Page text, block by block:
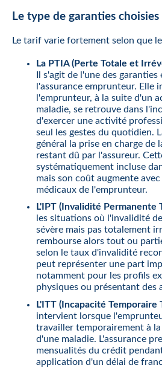
Le type de garanties choisies
Le tarif varie fortement selon que
La PTIA (Perte Totale et
Il s'agit de l'une des garanties
l'assurance emprunteur. Elle
l'emprunteur, à la suite d'un
maladie, se retrouve dans
d'exercer une activité
seul les gestes du quotidien.
général la prise en charge de
restant dû par l'assureur.
systématiquement incluse
mais son coût augmente
médicaux de l'emprunteur.
L'IPT (Invalidité Permanente
les situations où l'invalidité
sévère mais pas totalement
rembourse alors tout ou
selon le taux d'invalidité
peut représenter une part
notamment pour les profils
physiques ou présentant des
L'ITT (Incapacité Temporaire
intervient lorsque
travailler temporairement à
d'une maladie. L'assurance
mensualités du crédit
application d'un délai de